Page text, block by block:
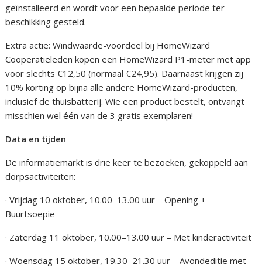
geïnstalleerd en wordt voor een bepaalde periode ter
beschikking gesteld.
Extra actie: Windwaarde-voordeel bij HomeWizard
Coöperatieleden kopen een HomeWizard P1-meter met app
voor slechts €12,50 (normaal €24,95). Daarnaast krijgen zij
10% korting op bijna alle andere HomeWizard-producten,
inclusief de thuisbatterij. Wie een product bestelt, ontvangt
misschien wel één van de 3 gratis exemplaren!
Data en tijden
De informatiemarkt is drie keer te bezoeken, gekoppeld aan
dorpsactiviteiten:
· Vrijdag 10 oktober, 10.00–13.00 uur – Opening +
Buurtsoepie
· Zaterdag 11 oktober, 10.00–13.00 uur – Met kinderactiviteit
· Woensdag 15 oktober, 19.30–21.30 uur – Avondeditie met